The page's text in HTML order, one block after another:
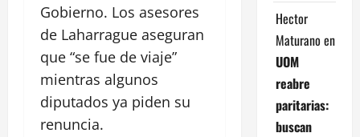
Gobierno. Los asesores
de Laharrague aseguran
que “se fue de viaje”
mientras algunos
diputados ya piden su
renuncia.
Hector
Maturano en
UOM
reabre
paritarias:
buscan